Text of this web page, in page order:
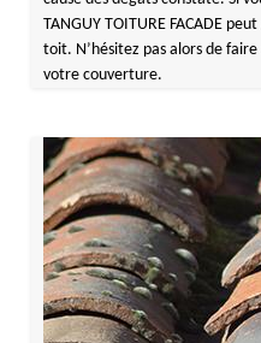
TANGUY TOITURE FACADE
toit. N’hésitez pas alors de
votre couverture.